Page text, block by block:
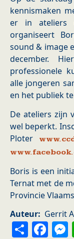
kennismaken
er in ateliers
organiseert
sound & image
december.
professionele
alle jongeren
en het publiek
De ateliers zijn
wel beperkt.
Ploter
Boris is een
Ternat met de
Provincie
Auteur
Gerrit
Share